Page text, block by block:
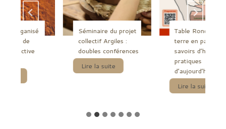
organisé
de
Collective
Séminaire du projet
collectif Argiles :
doubles conférences
Lire la suiteS
é
a
Table Ronde | La
terre en partage :
savoirs d’hier,
pratiques
d’aujourd’hui
Lire la suite